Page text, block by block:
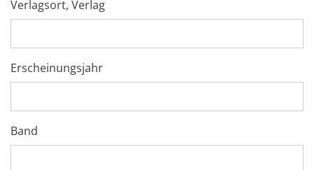
Verlagsort, Verlag
Erscheinungsjahr
Band